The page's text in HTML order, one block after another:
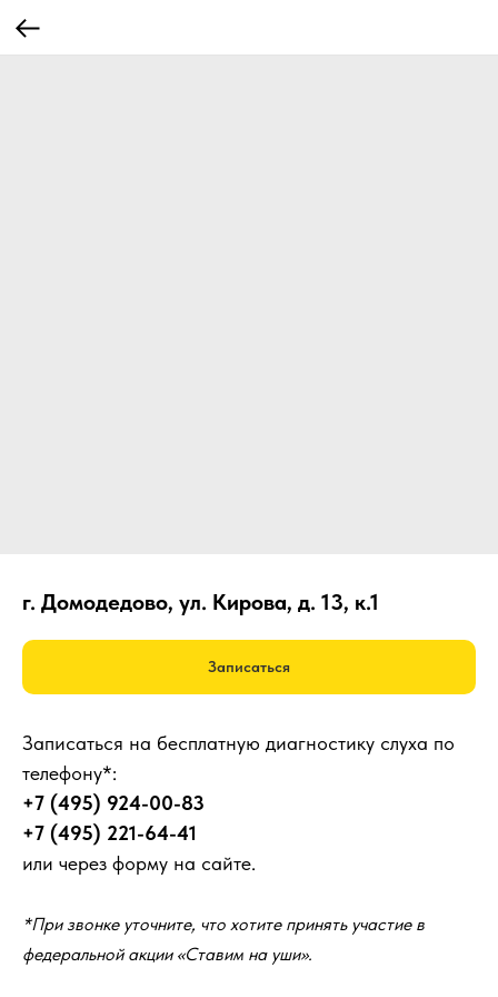
г. Домодедово, ул. Кирова, д. 13, к.1
Записаться
Записаться на бесплатную диагностику слуха по
телефону*:
+7 (495) 924-00-83
+7 (495) 221-64-41
или через форму на сайте.
*При звонке уточните, что хотите принять участие в
федеральной акции «Ставим на уши».